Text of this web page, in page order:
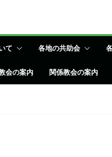
て 各地の共助会
会の案内 関係教会の案内